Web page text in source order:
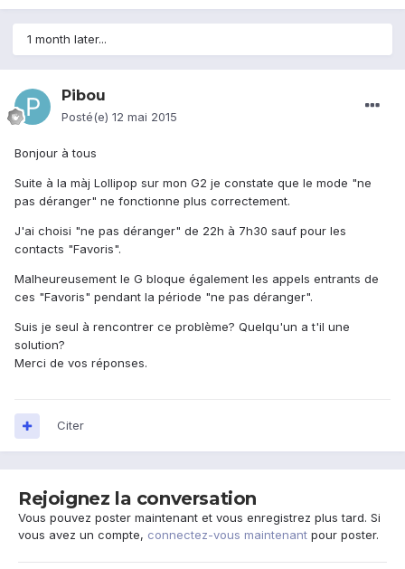
1 month later...
Pibou
Posté(e) 12 mai 2015
Bonjour à tous
Suite à la màj Lollipop sur mon G2 je constate que le mode "ne
pas déranger" ne fonctionne plus correctement.
J'ai choisi "ne pas déranger" de 22h à 7h30 sauf pour les
contacts "Favoris".
Malheureusement le G bloque également les appels entrants de
ces "Favoris" pendant la période "ne pas déranger".
Suis je seul à rencontrer ce problème? Quelqu'un a t'il une
solution?
Merci de vos réponses.
Citer
Rejoignez la conversation
Vous pouvez poster maintenant et vous enregistrez plus tard. Si
vous avez un compte, connectez-vous maintenant pour poster.